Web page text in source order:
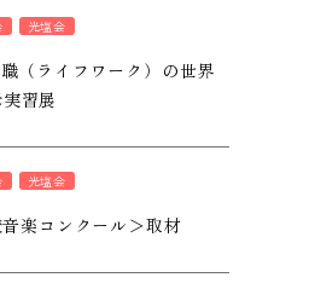
光塩会
（ライフワーク）の世界
習展
光塩会
楽コンクール＞取材